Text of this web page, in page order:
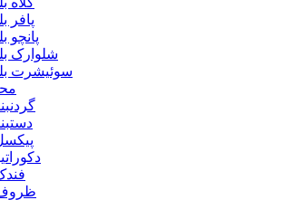
پافر
پانچو
شلوارک
سوئیشرت